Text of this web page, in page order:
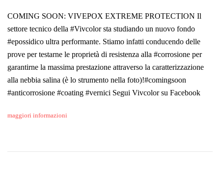
COMING SOON: VIVEPOX EXTREME PROTECTION Il
settore tecnico della #Vivcolor sta studiando un nuovo fondo
#epossidico ultra performante. Stiamo infatti conducendo delle
prove per testarne le proprietà di resistenza alla #corrosione per
garantirne la massima prestazione attraverso la caratterizzazione
alla nebbia salina (è lo strumento nella foto)!#comingsoon
#anticorrosione #coating #vernici Segui Vivcolor su Facebook
maggiori informazioni